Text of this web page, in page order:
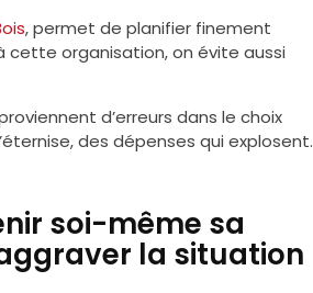
, permet de planifier finement
organisation, on évite aussi
d’erreurs dans le choix
des dépenses qui explosent.
soi-même sa
la situation